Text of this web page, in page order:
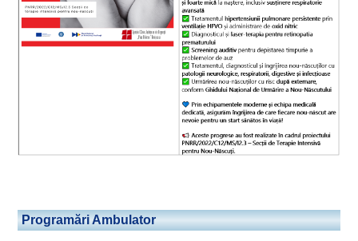
Programări Ambulator